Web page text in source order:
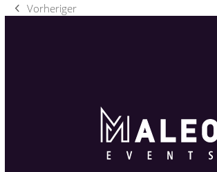
vorheriger
Vorheriger